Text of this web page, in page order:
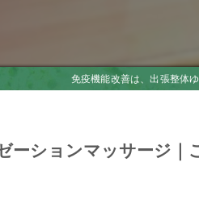
免疫機能改善は、出張整体
ーションマッサージ｜